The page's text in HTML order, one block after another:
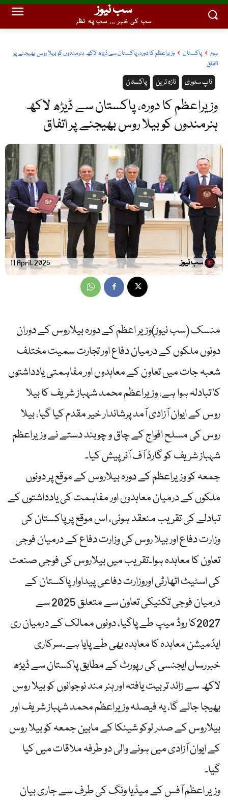
سب نیوز
سب کی خبر ... سب پہ نظر
ہوم پاکستان
وزیراعظم کا دورہ، پاکستان سے ڈیڑھ لاکھ ہنرمندوں کو بیلا روس بھیجنے پر
اتفاق
پاکستان تازہ ترین ٹاپ سٹوری
وزیراعظم کا دورہ، پاکستان سے ڈیڑھ لاکھ
ہنرمندوں کو بیلا روس بھیجنے پر اتفاق
11 April, 2025 سب نیوز
منسک (سب نیوز)وزیر اعظم کے دورہ بیلاروس کے دوران
دونوں ملکوں کے درمیان دفاع اور تجارت سمیت مختلف
شعبہ جات میں تعاون کے معاہدوں اور مفاہمتی یادداشتوں
کا تبادلہ ہوا ہے، وزیراعظم محمد شہباز شریف کا بیلا
روس کے ایوان آزادی آمد پرشاندار خیر مقدم کیا گیا، بیلا
روس کی مسلح افواج کے چاق و چوبند دستے نے وزیراعظم
شہباز شریف کو گارڈ آف آنر پیش کیا۔
جمعہ کو وزیراعظم کے دورہ بیلاروس کے موقع پر دونوں
ملکوں کے درمیان معاہدوں اور مفاہمت کی یادداشتوں کے
تبادلے کی تقریب منعقد ہوئی، اس موقع پرپاکستان کی
وزارت دفاع اور بیلا روس کی وزارت دفاع کے درمیان فوجی
تعاون کا معاہدہ ہوا۔تقریب میں بیلاروس کی فوجی صنعت
کی اسٹیٹ اتھارٹی اوروزارت دفاعی پیداوارپاکستان کے
درمیان فوجی تکنیکی تعاون سے متعلق 2025 سے
2027کا روڈ میپ طے پاگیا، دونوں ممالک کے درمیان ری
ایڈمیشن معاہدہ کا معاہدہ بھی طے پایا ہے۔سرکاری
خبررساں ایجنسی کی رپورٹ کے مطابق پاکستان سے ڈیڑھ
لاکھ سے زائد تربیت یافتہ اور ہنر مند نوجوانوں کو بیلا روس
بھیجا جائے گا، یہ فیصلہ وزیراعظم محمد شہباز شریف اور
بیلاروس کے صدر لوکو شینکا کے مابین جمعہ کو بیلا روس
کے ایوان آزادی میں ہونے والی دو طرفہ ملاقات میں کیا
گیا۔
وزیر اعظم آفس کے میڈیا ونگ کی طرف سے جاری بیان